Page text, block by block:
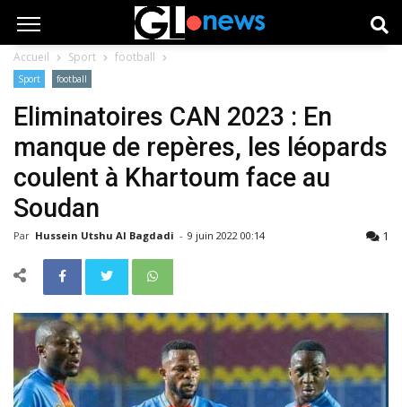
Accueil Sport football
Sport football
Eliminatoires CAN 2023 : En
manque de repères, les léopards
coulent à Khartoum face au
Soudan
Par Hussein Utshu Al Bagdadi - 9 juin 2022 00:14 1